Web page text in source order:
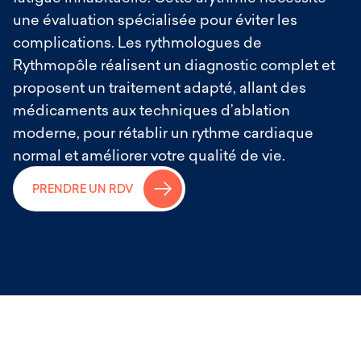
ambulatoire (entrée le matin, sortie le soir
même) ;
Indications: recommandée comme traitement
de première intention pour le flutter atrial
typique symptomatique, particulièrement en
cas de récidive après cardioversion.
Cette procédure est réalisée àl’Institut
Mutualiste Montsourispar les rythmologues de
Rythmopôle Paris.
Il est important de noter que même après une
une évaluation spécialisée pour éviter les
complications. Les rythmologues de
Rythmopôle réalisent un diagnostic complet et
proposent un traitement adapté, allant des
médicaments aux techniques d’ablation
moderne, pour rétablir un rythme cardiaque
normal et améliorer votre qualité de vie.
PRENDRE UN RDV →